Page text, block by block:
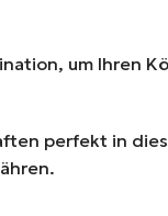
um Ihren
perfekt in